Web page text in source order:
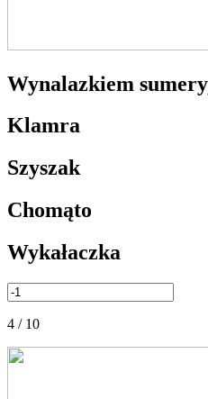
Wynalazkiem
Klamra
Szyszak
Chomąto
Wykałaczka
4 / 10